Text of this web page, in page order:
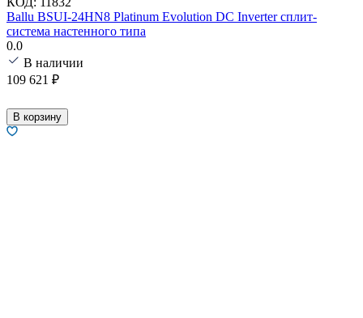
Ballu BSUI-24HN8 Platinum Evolution DC Inverter сплит-
система настенного типа
0.0
В наличии
109 621 ₽
В корзину